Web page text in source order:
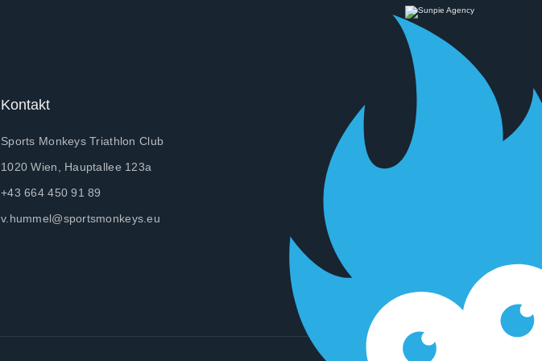
Kontakt
Sports Monkeys Triathlon Club
1020 Wien, Hauptallee 123a
+43 664 450 91 89
v.hummel@sportsmonkeys.eu